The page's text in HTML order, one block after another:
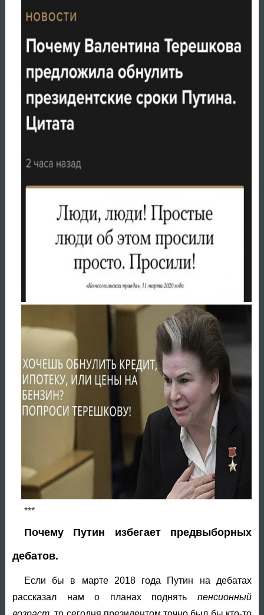
***
Почему Путин избегает предвыборных
дебатов.
Если бы в марте 2018 года Путин на дебатах
рассказал нам о планах поднять пенсионный